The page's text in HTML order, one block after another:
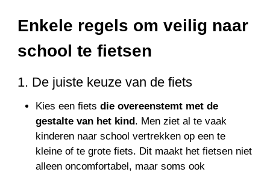
Enkele regels om veilig naar
school te fietsen
1. De juiste keuze van de fiets
Kies een fietsdie overeenstemt met de
gestalte van het kind . Men ziet al te vaak
kinderen naar school vertrekken op een te
kleine of te grote fiets. Dit maakt het fietsen niet
alleen oncomfortabel, maar soms ook